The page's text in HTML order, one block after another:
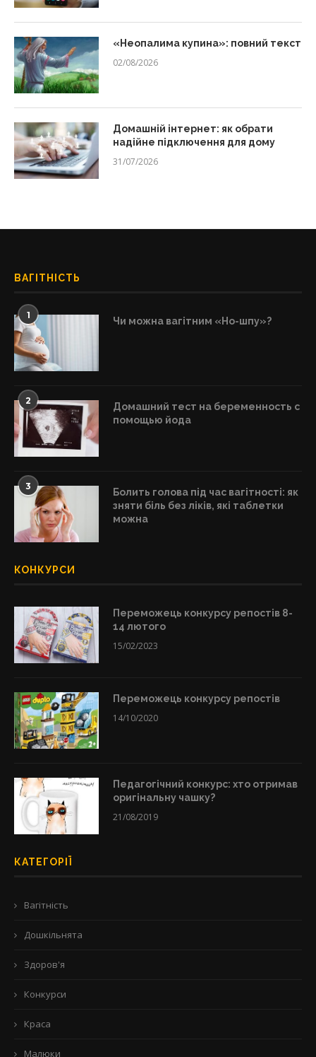
«Неопалима купина»: повний текст
02/08/2026
Домашній інтернет: як обрати
надійне підключення для дому
31/07/2026
ВАГІТНІСТЬ
1 Чи можна вагітним «Но-шпу»?
2
Домашний тест на беременность с
помощью йода
3
Болить голова під час вагітності: як
зняти біль без ліків, які таблетки
можна
КОНКУРСИ
Переможець конкурсу репостів 8-
14 лютого
15/02/2023
Переможець конкурсу репостів
14/10/2020
Педагогічний конкурс: хто отримав
оригінальну чашку?
21/08/2019
КАТЕГОРІЇ
Вагітність
Дошкільнята
Здоров'я
Конкурси
Краса
Малюки